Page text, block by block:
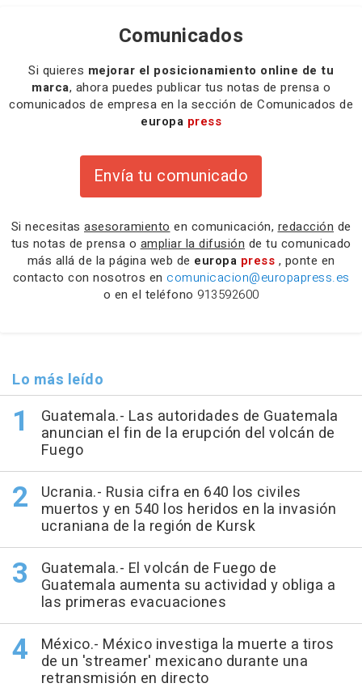
Comunicados
Si quieres mejorar el posicionamiento online de tu
marca, ahora puedes publicar tus notas de prensa o
comunicados de empresa en la sección de Comunicados de
europa press
Envía tu comunicado
Si necesitas asesoramiento en comunicación, redacción de
tus notas de prensa o ampliar la difusión de tu comunicado
más allá de la página web de europa press , ponte en
contacto con nosotros en comunicacion@europapress.es
o en el teléfono 913592600
Lo más leído
Guatemala.- Las autoridades de Guatemala
anuncian el fin de la erupción del volcán de
Fuego
Ucrania.- Rusia cifra en 640 los civiles
muertos y en 540 los heridos en la invasión
ucraniana de la región de Kursk
Guatemala.- El volcán de Fuego de
Guatemala aumenta su actividad y obliga a
las primeras evacuaciones
México.- México investiga la muerte a tiros
de un 'streamer' mexicano durante una
retransmisión en directo